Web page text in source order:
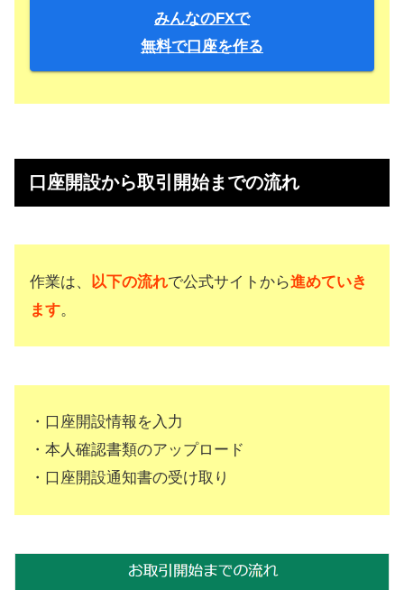
みんなのFXで
無料で口座を作る
口座開設から取引開始までの流れ
作業は、 以下の流れで公式サイトから進めていき
ます。
・口座開設情報を入力
・本人確認書類のアップロード
・口座開設通知書の受け取り